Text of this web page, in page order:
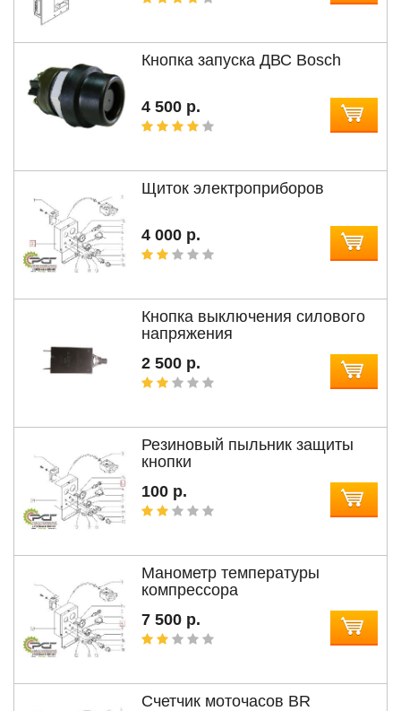
Кнопка запуска ДВС Bosch
4 500 р.
Щиток электроприборов
4 000 р.
Кнопка выключения силового
напряжения
2 500 р.
Резиновый пыльник защиты
кнопки
100 р.
Манометр температуры
компрессора
7 500 р.
Счетчик моточасов BR